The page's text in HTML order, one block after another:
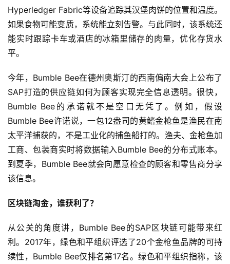
Hyperledger Fabric等设备追踪其汉堡肉饼的位置和温度。
如果食物可能变质，系统能立刻告警。与此同时，该系统还
能实时跟踪卡车或酒店的冰箱里储存的肉量，优化存货水
平。
今年，Bumble Bee在德州奥斯汀的西南偏南大会上公布了
SAP打造的供应链如何为顾客实现完全信息透明。很快，
Bumble Bee的承诺就不是空口无凭了。例如，假设
Bumble Bee许诺说，一包12盎司的黄鳍金枪鱼是渔民在南
太平洋捕获的，不是工业化的捕鱼船打的。渔夫、金枪鱼加
工商、包装商实时将数据输入Bumble Bee的分布式账本。
到夏季，Bumble Bee就会向愿意检查的顾客和零售商分享
该信息。
区块链淘金，谁获利了？
从公关的角度讲，Bumble Bee的SAP区块链可能带来红
利。2017年，绿色和平组织评选了20个金枪鱼品牌的可持
续性，Bumble Bee仅排名第17名。绿色和平组织指称，该